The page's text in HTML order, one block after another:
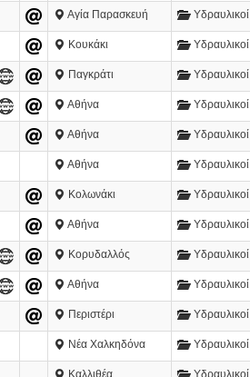
Αγία Παρασκευή Υδραυλικοί
Κουκάκι Υδραυλικοί
Παγκράτι Υδραυλικοί
Αθήνα Υδραυλικοί
Αθήνα Υδραυλικοί
Αθήνα Υδραυλικοί
Κολωνάκι Υδραυλικοί
Αθήνα Υδραυλικοί
Κορυδαλλός Υδραυλικοί
Αθήνα Υδραυλικοί
Περιστέρι Υδραυλικοί
Νέα Χαλκηδόνα Υδραυλικοί
Καλλιθέα Υδραυλικοί